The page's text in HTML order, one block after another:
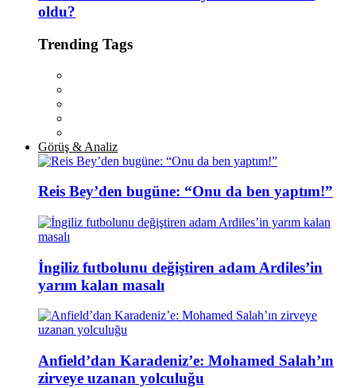
oldu?
Trending Tags
Görüş & Analiz
Reis Bey’den bugüne: “Onu da ben yaptım!”
İngiliz futbolunu değiştiren adam Ardiles’in
yarım kalan masalı
Anfield’dan Karadeniz’e: Mohamed Salah’ın
zirveye uzanan yolculuğu